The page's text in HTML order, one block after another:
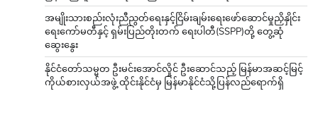
အမျိုးသားစည်းလုံးညီညွတ်ရေးနှင့်ငြိမ်းချမ်းရေးဖော်ဆောင်မှုညှိနှိုင်း
ရေးကော်မတီနှင့် ရှမ်းပြည်တိုးတက် ရေးပါတီ(SSPP)တို့ တွေ့ဆုံ
ဆွေးနွေး
နိုင်ငံတော်သမ္မတ ဦးမင်းအောင်လှိုင် ဦးဆောင်သည့် မြန်မာအဆင့်မြင့်
ကိုယ်စားလှယ်အဖွဲ့ ထိုင်းနိုင်ငံမှ မြန်မာနိုင်ငံသို့ပြန်လည်ရောက်ရှိ